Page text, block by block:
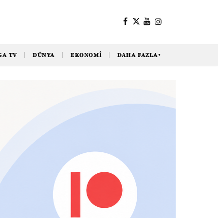
TV DÜNYA EKONOMI DAHA FAZLA▼